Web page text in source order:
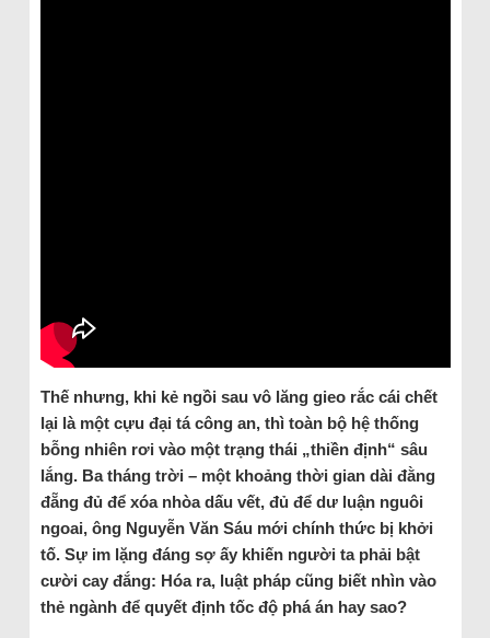
Thế nhưng, khi kẻ ngồi sau vô lăng gieo rắc cái chết
lại là một cựu đại tá công an, thì toàn bộ hệ thống
bỗng nhiên rơi vào một trạng thái „thiền định“ sâu
lắng. Ba tháng trời – một khoảng thời gian dài đằng
đẵng đủ để xóa nhòa dấu vết, đủ để dư luận nguôi
ngoai, ông Nguyễn Văn Sáu mới chính thức bị khởi
tố. Sự im lặng đáng sợ ấy khiến người ta phải bật
cười cay đắng: Hóa ra, luật pháp cũng biết nhìn vào
thẻ ngành để quyết định tốc độ phá án hay sao?